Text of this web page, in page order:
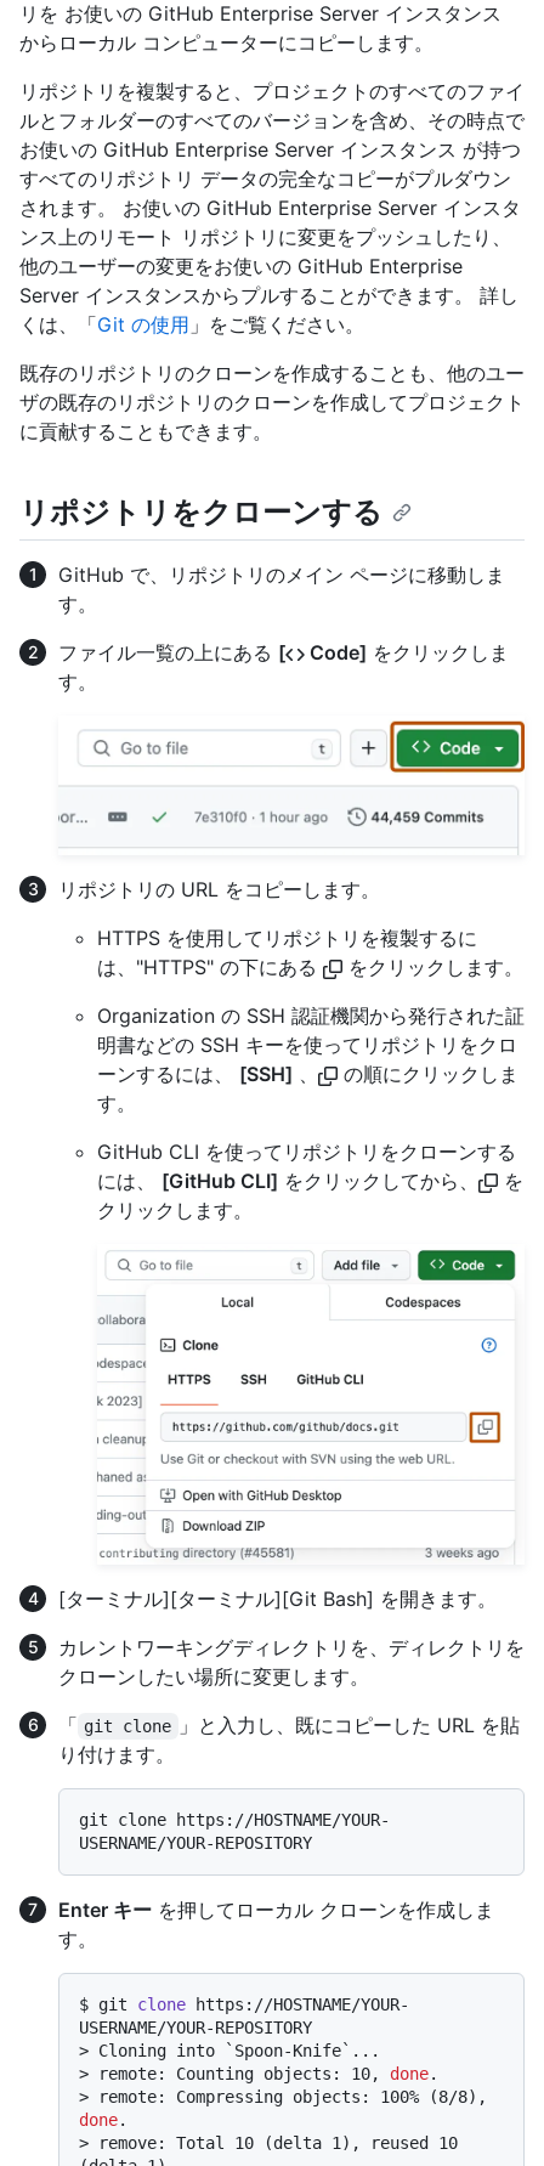
リを お使いの GitHub Enterprise Server インスタンス
からローカル コンピューターにコピーします。
リポジトリを複製すると、プロジェクトのすべてのファイ
ルとフォルダーのすべてのバージョンを含め、その時点で
お使いの GitHub Enterprise Server インスタンス が持つ
すべてのリポジトリ データの完全なコピーがプルダウン
されます。 お使いの GitHub Enterprise Server インスタ
ンス上のリモート リポジトリに変更をプッシュしたり、
他のユーザーの変更をお使いの GitHub Enterprise
Server インスタンスからプルすることができます。 詳し
くは、「Git の使用 」をご覧ください。
既存のリポジトリのクローンを作成することも、他のユー
ザの既存のリポジトリのクローンを作成してプロジェクト
に貢献することもできます。
リポジトリをクローンする
GitHub で、リポジトリのメイン ページに移動しま
す。
ファイル一覧の上にある [ Code] をクリックしま
す。
リポジトリの URL をコピーします。
HTTPS を使用してリポジトリを複製するに
は、"HTTPS" の下にある
をクリックします。
Organization の SSH 認証機関から発行された証
明書などの SSH キーを使ってリポジトリをクロ
ーンするには、 [SSH] 、
の順にクリックしま
す。
GitHub CLI を使ってリポジトリをクローンする
には、 [GitHub CLI] をクリックしてから、
を
クリックします。
[ターミナル][ターミナル][Git Bash] を開きます。
カレントワーキングディレクトリを、ディレクトリを
クローンしたい場所に変更します。
「 git clone
」と入力し、既にコピーした URL を貼
り付けます。
git clone https://HOSTNAME/YOUR-
Enter キー を押してローカル クローンを作成しま
す。
$ git clone https://HOSTNAME/YOUR-
USERNAME/YOUR-REPOSITORY
> Cloning into `Spoon-Knife`...
>
remote: Counting objects: 10, done.
>
done.
>
remove: Total 10 (delta 1), reused 10